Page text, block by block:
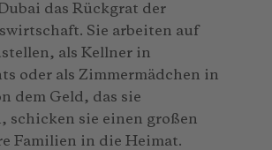
das Rückgrat der
Sie arbeiten auf
als Kellner in
oder als Zimmermädchen in
dem Geld, das sie
schicken sie einen großen
Familien in die Heimat.